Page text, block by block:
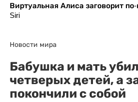
Виртуальная Алиса заговорит
Siri
Новости мира
Бабушка и мать
четверых детей, а
покончили с собой